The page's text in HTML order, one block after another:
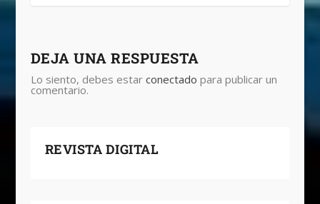
DEJA UNA RESPUESTA
Lo siento, debes estar conectado para publicar un
comentario.
REVISTA DIGITAL